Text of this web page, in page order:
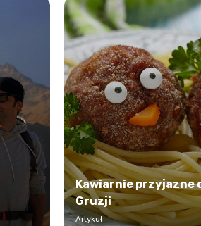
Kawiarnie przyjazne
Gruzji
Artykuł